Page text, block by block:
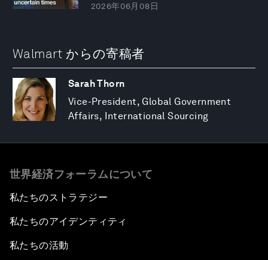
2026年06月08日
Walmart からの寄稿者
Sarah Thorn
Vice-President, Global Government
Affairs, International Sourcing
世界経済フォーラムについて
私たちのストラテジー
私たちのアイデンティティ
私たちの活動